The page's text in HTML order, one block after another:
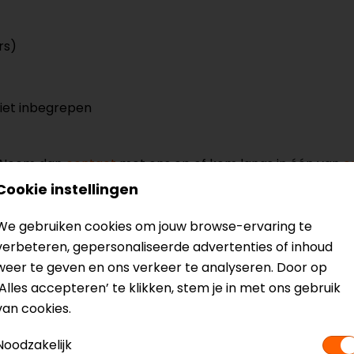
inbegrepen
dancontactmet ons op of kom langs in één van
je het product bekijken & passen en staan onze
instellingen
gebruiken cookies om jouw browse-ervaring te
gepersonaliseerde advertenties of inhoud
te geven en ons verkeer te analyseren. Door op
accepteren’ te klikken, stem je in met ons gebruik
cookies.